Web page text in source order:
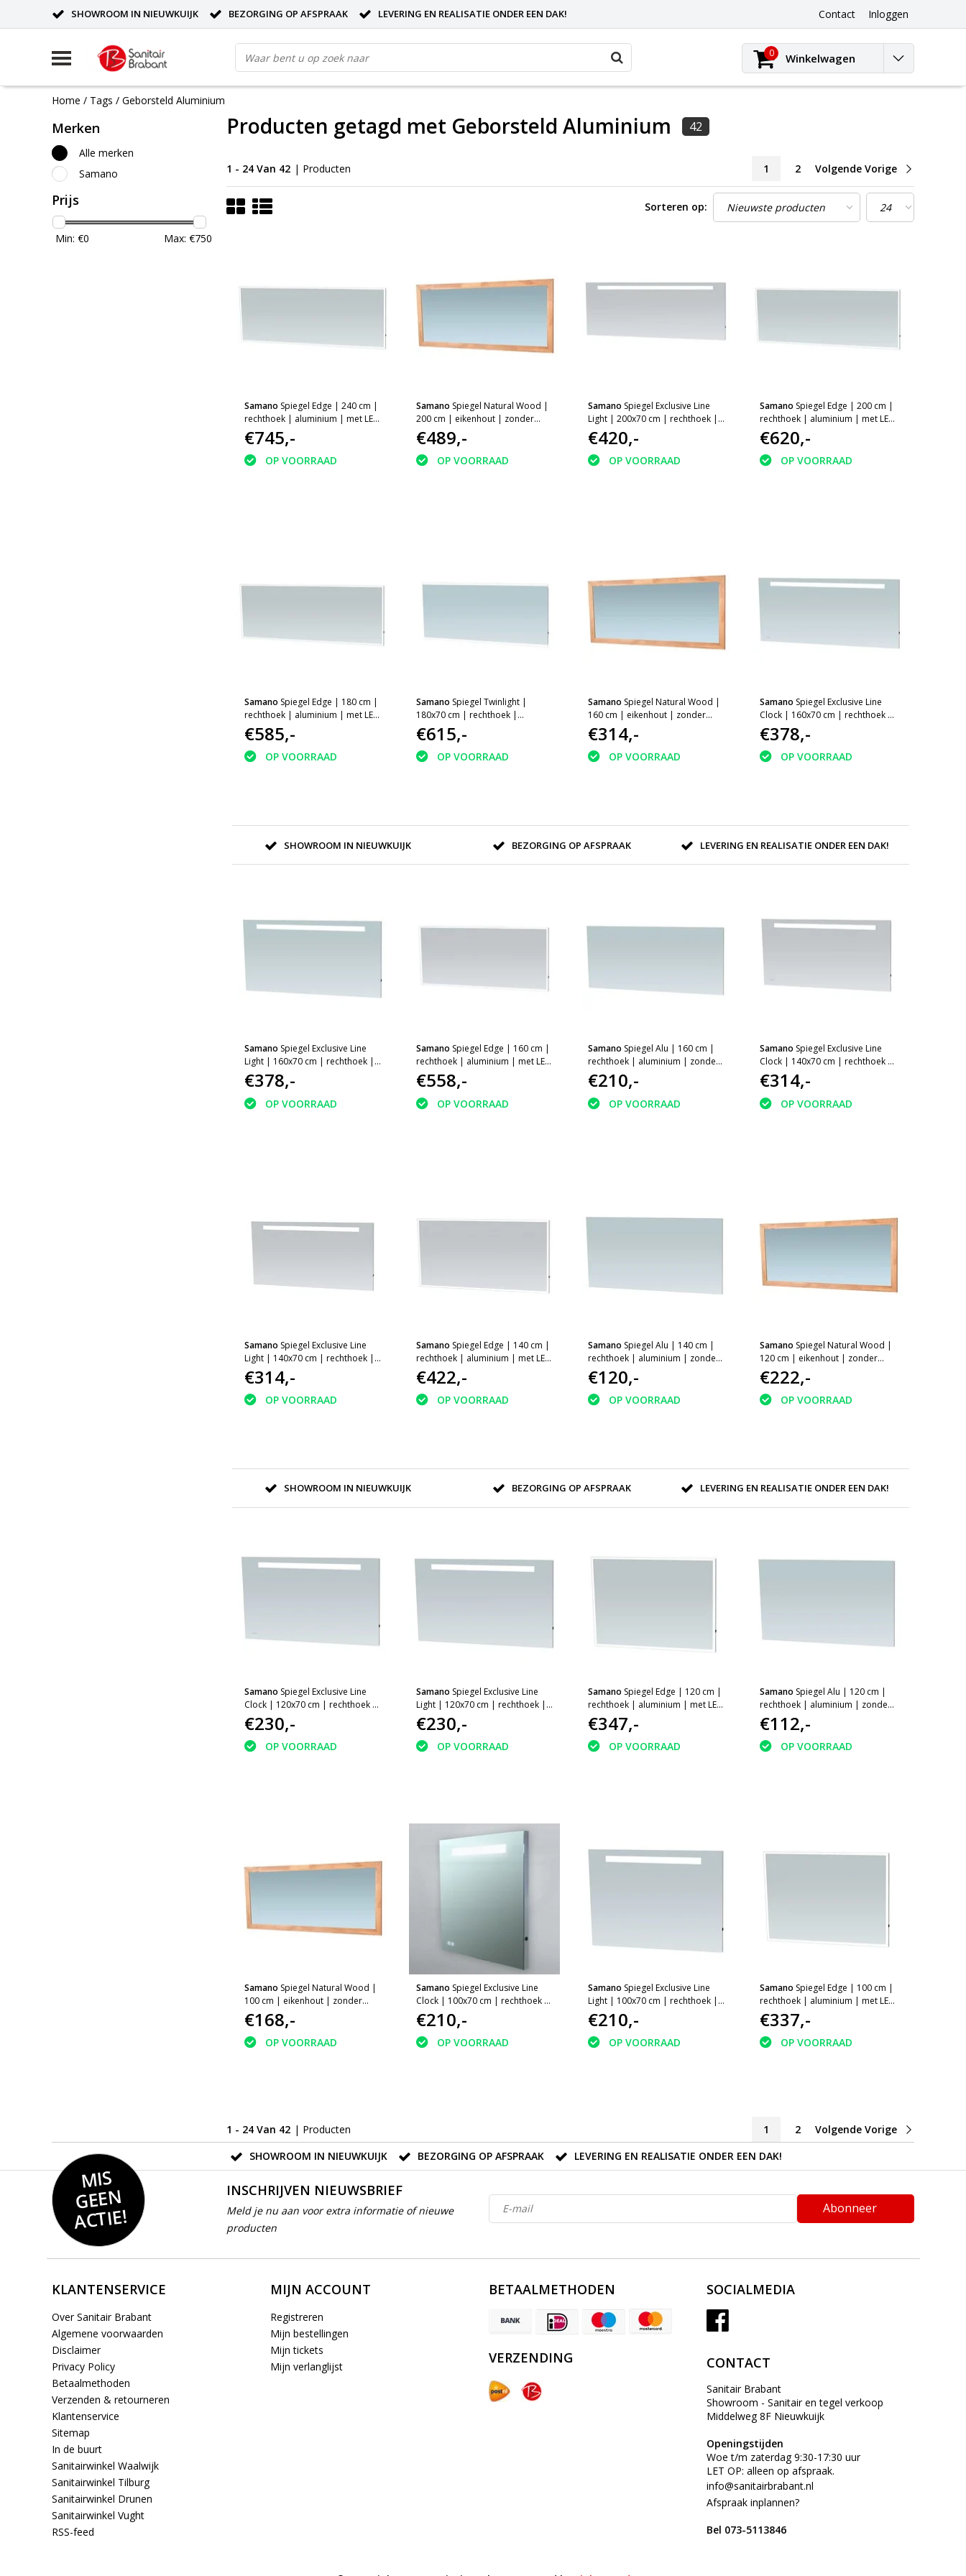
SHOWROOM IN NIEUWKUIJK BEZORGING OP AFSPRAAK LEVERING EN REALISATIE ONDER EEN DAK! Contact Inloggen
0 Winkelwagen
Home / Tags / Geborsteld Aluminium
Merken
Alle merken
Samano
Prijs
Min: €0 Max: €750
Producten getagd met Geborsteld Aluminium 42
1 - 24 Van 42 | Producten 1 2 Volgende Vorige
Sorteren op:
Samano Spiegel Edge | 240 cm |
rechthoek | aluminium | met LED
verlichting
€745,-
OP VOORRAAD
Samano Spiegel Natural Wood |
200 cm | eikenhout | zonder
verlichting
€489,-
OP VOORRAAD
Samano Spiegel Exclusive Line
Light | 200x70 cm | rechthoek |
aluminium | met LED verlichting
€420,-
OP VOORRAAD
Samano Spiegel Edge | 200 cm |
rechthoek | aluminium | met LED
verlichting
€620,-
OP VOORRAAD
Samano Spiegel Edge | 180 cm |
rechthoek | aluminium | met LED
verlichting
€585,-
OP VOORRAAD
Samano Spiegel Twinlight |
180x70 cm | rechthoek |
aluminium | met LED verlichting
€615,-
OP VOORRAAD
Samano Spiegel Natural Wood |
160 cm | eikenhout | zonder
verlichting
€314,-
OP VOORRAAD
Samano Spiegel Exclusive Line
Clock | 160x70 cm | rechthoek |
aluminium | met LED verlichting
€378,-
OP VOORRAAD
SHOWROOM IN NIEUWKUIJK BEZORGING OP AFSPRAAK LEVERING EN REALISATIE ONDER EEN DAK!
Samano Spiegel Exclusive Line
Light | 160x70 cm | rechthoek |
aluminium | met LED verlichting
€378,-
OP VOORRAAD
Samano Spiegel Edge | 160 cm |
rechthoek | aluminium | met LED
verlichting
€558,-
OP VOORRAAD
Samano Spiegel Alu | 160 cm |
rechthoek | aluminium | zonder
verlichting
€210,-
OP VOORRAAD
Samano Spiegel Exclusive Line
Clock | 140x70 cm | rechthoek |
aluminium | met LED verlichting
€314,-
OP VOORRAAD
Samano Spiegel Exclusive Line
Light | 140x70 cm | rechthoek |
aluminium | met LED verlichting
€314,-
OP VOORRAAD
Samano Spiegel Edge | 140 cm |
rechthoek | aluminium | met LED
verlichting
€422,-
OP VOORRAAD
Samano Spiegel Alu | 140 cm |
rechthoek | aluminium | zonder
verlichting
€120,-
OP VOORRAAD
Samano Spiegel Natural Wood |
120 cm | eikenhout | zonder
verlichting
€222,-
OP VOORRAAD
SHOWROOM IN NIEUWKUIJK BEZORGING OP AFSPRAAK LEVERING EN REALISATIE ONDER EEN DAK!
Samano Spiegel Exclusive Line
Clock | 120x70 cm | rechthoek |
aluminium | met LED verlichting
€230,-
OP VOORRAAD
Samano Spiegel Exclusive Line
Light | 120x70 cm | rechthoek |
aluminium | met LED verlichting
€230,-
OP VOORRAAD
Samano Spiegel Edge | 120 cm |
rechthoek | aluminium | met LED
verlichting
€347,-
OP VOORRAAD
Samano Spiegel Alu | 120 cm |
rechthoek | aluminium | zonder
verlichting
€112,-
OP VOORRAAD
Samano Spiegel Natural Wood |
100 cm | eikenhout | zonder
verlichting
€168,-
OP VOORRAAD
Samano Spiegel Exclusive Line
Clock | 100x70 cm | rechthoek |
aluminium | met LED verlichting
€210,-
OP VOORRAAD
Samano Spiegel Exclusive Line
Light | 100x70 cm | rechthoek |
aluminium | met LED verlichting
€210,-
OP VOORRAAD
Samano Spiegel Edge | 100 cm |
rechthoek | aluminium | met LED
verlichting
€337,-
OP VOORRAAD
1 - 24 Van 42 | Producten 1 2
Volgende Vorige
SHOWROOM IN NIEUWKUIJK
BEZORGING OP AFSPRAAK LEVERING EN REALISATIE ONDER EEN DAK!
MIS
GEE
N
ACTIE!
INSCHRIJVEN NIEUWSBRIEF
Meld je nu aan voor extra informatie of nieuwe
producten
Abonneer
KLANTENSERVICE
Over Sanitair Brabant
Algemene voorwaarden
Disclaimer
Privacy Policy
Betaalmethoden
Verzenden & retourneren
Klantenservice
Sitemap
In de buurt
Sanitairwinkel Waalwijk
Sanitairwinkel Tilburg
Sanitairwinkel Drunen
Sanitairwinkel Vught
RSS-feed
MIJN ACCOUNT
Registreren
Mijn bestellingen
Mijn tickets
Mijn verlanglijst
BETAALMETHODEN
VERZENDING
SOCIALMEDIA
CONTACT
Sanitair Brabant
Showroom - Sanitair en tegel verkoop
Middelweg 8F Nieuwkuijk
Openingstijden
Woe t/m zaterdag 9:30-17:30 uur
LET OP: alleen op afspraak.
info@sanitairbrabant.nl
Afspraak inplannen?
Bel 073-5113846